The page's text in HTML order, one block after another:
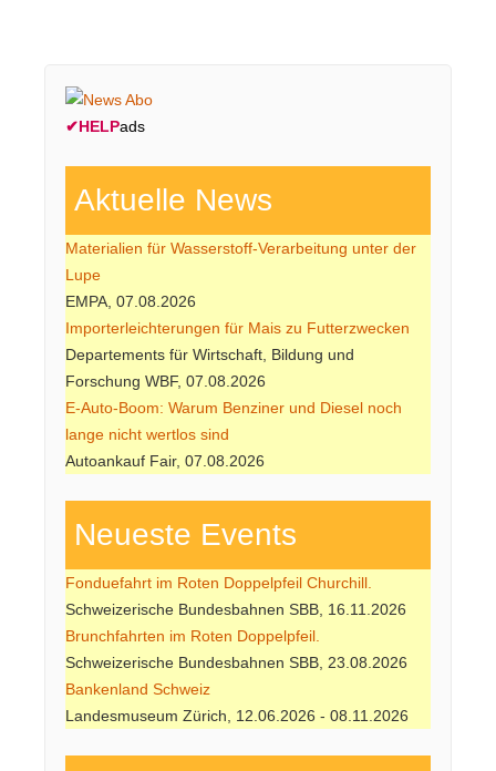
✔HELPads
Aktuelle News
Materialien für Wasserstoff-Verarbeitung unter der
Lupe
EMPA, 07.08.2026
Importerleichterungen für Mais zu Futterzwecken
Departements für Wirtschaft, Bildung und
Forschung WBF, 07.08.2026
E-Auto-Boom: Warum Benziner und Diesel noch
lange nicht wertlos sind
Autoankauf Fair, 07.08.2026
Neueste Events
Fonduefahrt im Roten Doppelpfeil Churchill.
Schweizerische Bundesbahnen SBB, 16.11.2026
Brunchfahrten im Roten Doppelpfeil.
Schweizerische Bundesbahnen SBB, 23.08.2026
Bankenland Schweiz
Landesmuseum Zürich, 12.06.2026 - 08.11.2026